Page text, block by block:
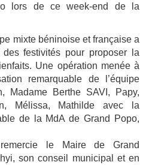
lors de ce week-end de la
mixte béninoise et française a
festivités pour proposer la
Une opération menée à
remarquable de l’équipe
Madame Berthe SAVI, Papy,
Mélissa, Mathilde avec la
de la MdA de Grand Popo,
le Maire de Grand
son conseil municipal et en